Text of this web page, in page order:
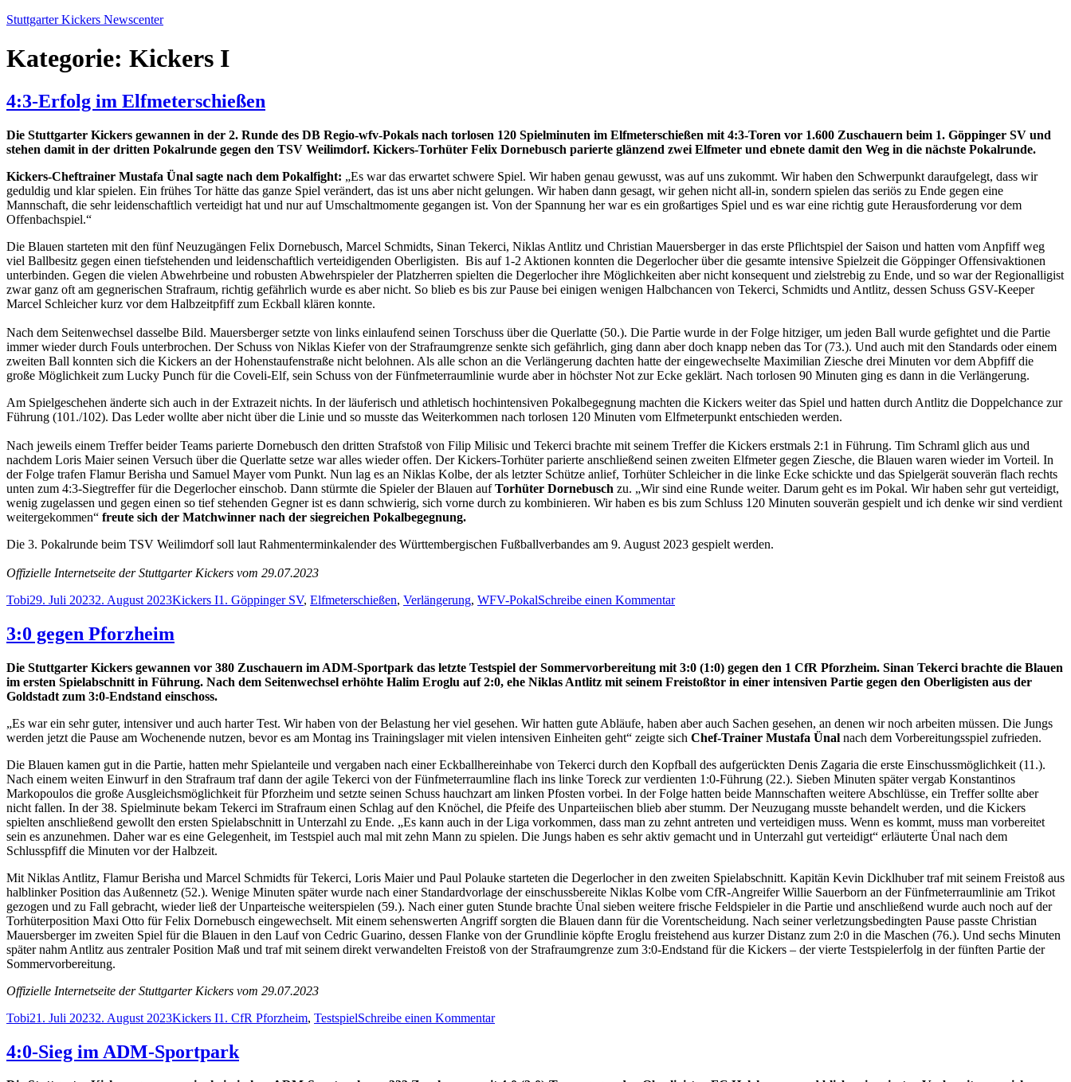
Zum
springen
Stuttgarter Kickers Newscenter
Kategorie: Kickers I
4:3-Erfolg im Elfmeterschießen
Die Stuttgarter Kickers gewannen in der 2. Runde des DB Regio-wfv-Pokals nach torlosen 120 Spielminuten im Elfmeterschießen mit 4:3-Toren vor 1.600 Zuschauern beim 1. Göppinger SV und
stehen damit in der dritten Pokalrunde gegen den TSV Weilimdorf. Kickers-Torhüter Felix Dornebusch parierte glänzend zwei Elfmeter und ebnete damit den Weg in die nächste Pokalrunde.
Kickers-Cheftrainer Mustafa Ünal sagte nach dem Pokalfight: „Es war das erwartet schwere Spiel. Wir haben genau gewusst, was auf uns zukommt. Wir haben den Schwerpunkt daraufgelegt, dass wir
geduldig und klar spielen. Ein frühes Tor hätte das ganze Spiel verändert, das ist uns aber nicht gelungen. Wir haben dann gesagt, wir gehen nicht all-in, sondern spielen das seriös zu Ende gegen eine
Mannschaft, die sehr leidenschaftlich verteidigt hat und nur auf Umschaltmomente gegangen ist. Von der Spannung her war es ein großartiges Spiel und es war eine richtig gute Herausforderung vor dem
Offenbachspiel.“
Die Blauen starteten mit den fünf Neuzugängen Felix Dornebusch, Marcel Schmidts, Sinan Tekerci, Niklas Antlitz und Christian Mauersberger in das erste Pflichtspiel der Saison und hatten vom Anpfiff weg
viel Ballbesitz gegen einen tiefstehenden und leidenschaftlich verteidigenden Oberligisten. Bis auf 1-2 Aktionen konnten die Degerlocher über die gesamte intensive Spielzeit die Göppinger Offensivaktionen
unterbinden. Gegen die vielen Abwehrbeine und robusten Abwehrspieler der Platzherren spielten die Degerlocher ihre Möglichkeiten aber nicht konsequent und zielstrebig zu Ende, und so war der Regionalligist
zwar ganz oft am gegnerischen Strafraum, richtig gefährlich wurde es aber nicht. So blieb es bis zur Pause bei einigen wenigen Halbchancen von Tekerci, Schmidts und Antlitz, dessen Schuss GSV-Keeper
Marcel Schleicher kurz vor dem Halbzeitpfiff zum Eckball klären konnte.
Nach dem Seitenwechsel dasselbe Bild. Mauersberger setzte von links einlaufend seinen Torschuss über die Querlatte (50.). Die Partie wurde in der Folge hitziger, um jeden Ball wurde gefightet und die Partie
immer wieder durch Fouls unterbrochen. Der Schuss von Niklas Kiefer von der Strafraumgrenze senkte sich gefährlich, ging dann aber doch knapp neben das Tor (73.). Und auch mit den Standards oder einem
zweiten Ball konnten sich die Kickers an der Hohenstaufenstraße nicht belohnen. Als alle schon an die Verlängerung dachten hatte der eingewechselte Maximilian Ziesche drei Minuten vor dem Abpfiff die
große Möglichkeit zum Lucky Punch für die Coveli-Elf, sein Schuss von der Fünfmeterraumlinie wurde aber in höchster Not zur Ecke geklärt. Nach torlosen 90 Minuten ging es dann in die Verlängerung.
Am Spielgeschehen änderte sich auch in der Extrazeit nichts. In der läuferisch und athletisch hochintensiven Pokalbegegnung machten die Kickers weiter das Spiel und hatten durch Antlitz die Doppelchance zur
Führung (101./102). Das Leder wollte aber nicht über die Linie und so musste das Weiterkommen nach torlosen 120 Minuten vom Elfmeterpunkt entschieden werden.
Nach jeweils einem Treffer beider Teams parierte Dornebusch den dritten Strafstoß von Filip Milisic und Tekerci brachte mit seinem Treffer die Kickers erstmals 2:1 in Führung. Tim Schraml glich aus und
nachdem Loris Maier seinen Versuch über die Querlatte setze war alles wieder offen. Der Kickers-Torhüter parierte anschließend seinen zweiten Elfmeter gegen Ziesche, die Blauen waren wieder im Vorteil. In
der Folge trafen Flamur Berisha und Samuel Mayer vom Punkt. Nun lag es an Niklas Kolbe, der als letzter Schütze anlief, Torhüter Schleicher in die linke Ecke schickte und das Spielgerät souverän flach rechts
unten zum 4:3-Siegtreffer für die Degerlocher einschob. Dann stürmte die Spieler der Blauen aufTorhüter Dornebusch zu. „Wir sind eine Runde weiter. Darum geht es im Pokal. Wir haben sehr gut verteidigt,
wenig zugelassen und gegen einen so tief stehenden Gegner ist es dann schwierig, sich vorne durch zu kombinieren. Wir haben es bis zum Schluss 120 Minuten souverän gespielt und ich denke wir sind verdient
weitergekommen“ freute sich der Matchwinner nach der siegreichen Pokalbegegnung.
Die 3. Pokalrunde beim TSV Weilimdorf soll laut Rahmenterminkalender des Württembergischen Fußballverbandes am 9. August 2023 gespielt werden.
Offizielle Internetseite der Stuttgarter Kickers vom 29.07.2023
Autor
TobiVeröffentlicht
29. Juli 20232. August 2023Kategorien
Kickers ISchlagwörter
1. Göppinger SV, Elfmeterschießen, Verlängerung, WFV-PokalSchreibe einen Kommentarzu
3:0 gegen Pforzheim
Die Stuttgarter Kickers gewannen vor 380 Zuschauern im ADM-Sportpark das letzte Testspiel der Sommervorbereitung mit 3:0 (1:0) gegen den 1 CfR Pforzheim. Sinan Tekerci brachte die Blauen
im ersten Spielabschnitt in Führung. Nach dem Seitenwechsel erhöhte Halim Eroglu auf 2:0, ehe Niklas Antlitz mit seinem Freistoßtor in einer intensiven Partie gegen den Oberligisten aus der
Goldstadt zum 3:0-Endstand einschoss.
„Es war ein sehr guter, intensiver und auch harter Test. Wir haben von der Belastung her viel gesehen. Wir hatten gute Abläufe, haben aber auch Sachen gesehen, an denen wir noch arbeiten müssen. Die Jungs
werden jetzt die Pause am Wochenende nutzen, bevor es am Montag ins Trainingslager mit vielen intensiven Einheiten geht“ zeigte sich Chef-Trainer Mustafa Ünal nach dem Vorbereitungsspiel zufrieden.
Die Blauen kamen gut in die Partie, hatten mehr Spielanteile und vergaben nach einer Eckballhereinhabe von Tekerci durch den Kopfball des aufgerückten Denis Zagaria die erste Einschussmöglichkeit (11.).
Nach einem weiten Einwurf in den Strafraum traf dann der agile Tekerci von der Fünfmeterraumline flach ins linke Toreck zur verdienten 1:0-Führung (22.). Sieben Minuten später vergab Konstantinos
Markopoulos die große Ausgleichsmöglichkeit für Pforzheim und setzte seinen Schuss hauchzart am linken Pfosten vorbei. In der Folge hatten beide Mannschaften weitere Abschlüsse, ein Treffer sollte aber
nicht fallen. In der 38. Spielminute bekam Tekerci im Strafraum einen Schlag auf den Knöchel, die Pfeife des Unparteiischen blieb aber stumm. Der Neuzugang musste behandelt werden, und die Kickers
spielten anschließend gewollt den ersten Spielabschnitt in Unterzahl zu Ende. „Es kann auch in der Liga vorkommen, dass man zu zehnt antreten und verteidigen muss. Wenn es kommt, muss man vorbereitet
sein es anzunehmen. Daher war es eine Gelegenheit, im Testspiel auch mal mit zehn Mann zu spielen. Die Jungs haben es sehr aktiv gemacht und in Unterzahl gut verteidigt“ erläuterte Ünal nach dem
Schlusspfiff die Minuten vor der Halbzeit.
Mit Niklas Antlitz, Flamur Berisha und Marcel Schmidts für Tekerci, Loris Maier und Paul Polauke starteten die Degerlocher in den zweiten Spielabschnitt. Kapitän Kevin Dicklhuber traf mit seinem Freistoß aus
halblinker Position das Außennetz (52.). Wenige Minuten später wurde nach einer Standardvorlage der einschussbereite Niklas Kolbe vom CfR-Angreifer Willie Sauerborn an der Fünfmeterraumlinie am Trikot
gezogen und zu Fall gebracht, wieder ließ der Unparteische weiterspielen (59.). Nach einer guten Stunde brachte Ünal sieben weitere frische Feldspieler in die Partie und anschließend wurde auch noch auf der
Torhüterposition Maxi Otto für Felix Dornebusch eingewechselt. Mit einem sehenswerten Angriff sorgten die Blauen dann für die Vorentscheidung. Nach seiner verletzungsbedingten Pause passte Christian
Mauersberger im zweiten Spiel für die Blauen in den Lauf von Cedric Guarino, dessen Flanke von der Grundlinie köpfte Eroglu freistehend aus kurzer Distanz zum 2:0 in die Maschen (76.). Und sechs Minuten
später nahm Antlitz aus zentraler Position Maß und traf mit seinem direkt verwandelten Freistoß von der Strafraumgrenze zum 3:0-Endstand für die Kickers – der vierte Testspielerfolg in der fünften Partie der
Sommervorbereitung.
Offizielle Internetseite der Stuttgarter Kickers vom 29.07.2023
Autor
TobiVeröffentlicht
21. Juli 20232. August 2023Kategorien
Kickers ISchlagwörter
1. CfR Pforzheim, TestspielSchreibe einen Kommentarzu
4:0-Sieg im ADM-Sportpark